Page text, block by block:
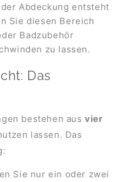
Abdeckung entsteht
Sie diesen Bereich
Badzubehör
zu lassen.
Das
bestehen ausvier
lassen. Das
Sie nur ein oder zwei